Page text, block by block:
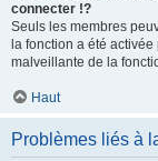
connecter !?
Seuls les membres
la fonction a été
malveillante de la
Haut
Problèmes liés à